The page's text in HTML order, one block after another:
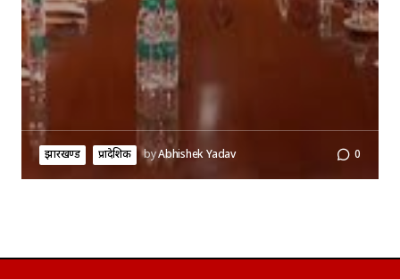
झारखण्ड प्रादेशिक byAbhishek Yadav 0